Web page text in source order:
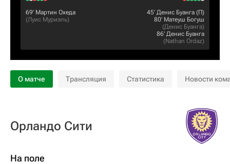
69‎’‎ Мартин Охеда
(Луис Муриэль)
45‎’‎ Денис Буанга (П)
80‎’‎ Матеуш Богуш
(Денис Буанга)
86‎’‎ Денис Буанга
(Nathan Ordaz)
О матче Трансляция Статистика Новости
Орландо Сити
На поле